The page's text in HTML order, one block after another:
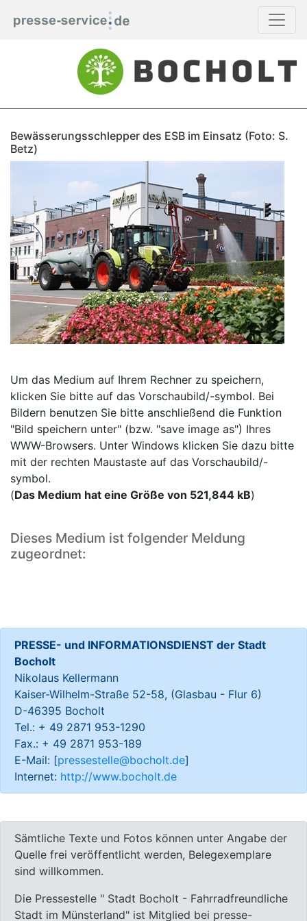
Bewässerungsschlepper des ESB im Einsatz (Foto: S.
Betz)
Um das Medium auf Ihrem Rechner zu speichern,
klicken Sie bitte auf das Vorschaubild/-symbol. Bei
Bildern benutzen Sie bitte anschließend die Funktion
"Bild speichern unter" (bzw. "save image as") Ihres
WWW-Browsers. Unter Windows klicken Sie dazu bitte
mit der rechten Maustaste auf das Vorschaubild/-
symbol.
(Das Medium hat eine Größe von 521,844 kB)
Dieses Medium ist folgender Meldung
zugeordnet:
PRESSE- und INFORMATIONSDIENST der Stadt
Bocholt
Nikolaus Kellermann
Kaiser-Wilhelm-Straße 52-58, (Glasbau - Flur 6)
D-46395 Bocholt
Tel.: + 49 2871 953-1290
Fax.: + 49 2871 953-189
E-Mail: [pressestelle@bocholt.de]
Internet: http://www.bocholt.de
Sämtliche Texte und Fotos können unter Angabe der
Quelle frei veröffentlicht werden, Belegexemplare
sind willkommen.
Die Pressestelle " Stadt Bocholt - Fahrradfreundliche
Stadt im Münsterland" ist Mitglied bei presse-